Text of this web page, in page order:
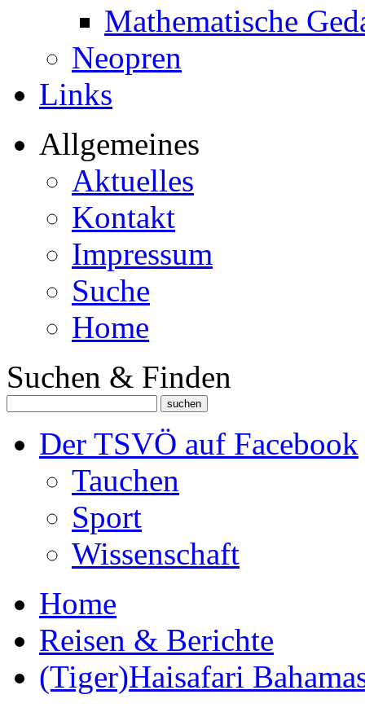
Mathematische
Neopren
Links
Allgemeines
Aktuelles
Kontakt
Impressum
Suche
Home
Suchen & Finden
Der TSVÖ auf Facebook
Tauchen
Sport
Wissenschaft
Home
Reisen & Berichte
(Tiger)Haisafari